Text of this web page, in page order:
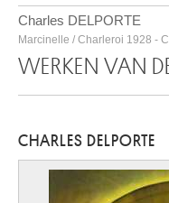
Charles DELPORTE
Marcinelle / Charleroi 1928 -
WERKEN VAN
CHARLES DELPORTE